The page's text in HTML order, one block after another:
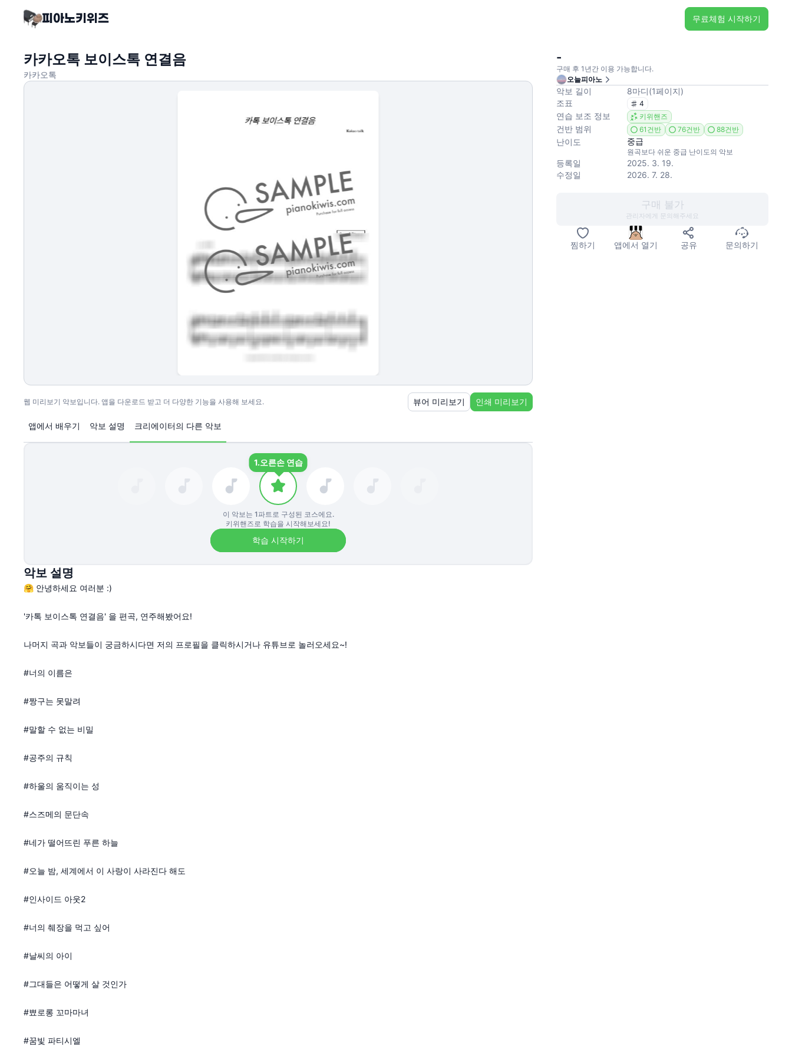
무료체험 시작하기
카카오톡 보이스톡 연결음
카카오톡
웹 미리보기 악보입니다. 앱을 다운로드 받고 더 다양한 기능을 사용해 보세요. 뷰어 미리보기 인쇄 미리보기
앱에서 배우기 악보 설명 크리에이터의 다른 악보
1.오른손 연습
이 악보는 1파트로 구성된 코스에요.
키위핸즈로 학습을 시작해보세요!
학습 시작하기
악보 설명
🤗 안녕하세요 여러분 :)
'카톡 보이스톡 연결음' 을 편곡, 연주해봤어요!
나머지 곡과 악보들이 궁금하시다면 저의 프로필을 클릭하시거나 유튜브로 놀러오세요~!
#너의 이름은
#짱구는 못말려
#말할 수 없는 비밀
#공주의 규칙
#하울의 움직이는 성
#스즈메의 문단속
#네가 떨어뜨린 푸른 하늘
#오늘 밤, 세계에서 이 사랑이 사라진다 해도
#인사이드 아웃2
#너의 췌장을 먹고 싶어
#날씨의 아이
#그대들은 어떻게 살 것인가
#뾰로롱 꼬마마녀
#꿈빛 파티시엘
-
구매 후 1년간 이용 가능합니다.
오늘피아노
악보 길이 8마디(1페이지)
조표
4
연습 보조 정보 키위핸즈
건반 범위 61건반 76건반 88건반
난이도 중급
원곡보다 쉬운 중급 난이도의 악보
등록일
2025. 3. 19.
수정일
2026. 7. 28.
구매 불가
관리자에게 문의해주세요
찜하기 앱에서 열기 공유 문의하기